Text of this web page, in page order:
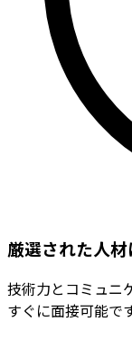
厳選された人
技術力とコミュニ
すぐに面接可能です